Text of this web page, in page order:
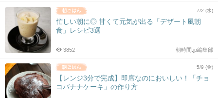
7/2 (水)
忙しい朝に◎ 甘くて元気が出る「デザート風朝
食」レシピ3選
朝時間.jp編集部
3852
5/9 (金)
【レンジ3分で完成】即席なのにおいしい！「チョ
コバナナケーキ」の作り方